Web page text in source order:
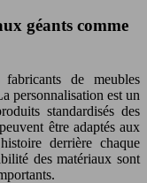
géants comme
de meubles
personnalisation est un
standardisés des
être adaptés aux
derrière chaque
des matériaux sont